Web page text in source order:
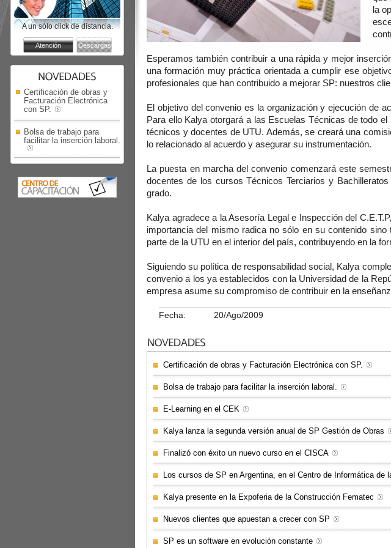
A un sólo click de distancia.
Certificación de obras y
Facturación Electrónica
con SP.
Bolsa de trabajo para
facilitar la inserción laboral.
la
Esperamos también contribuir a una rápida y mejor
una formación muy práctica orientada a cumplir ese
profesionales que han contribuido a mejorar SP: nuestros
El objetivo del convenio es la organización y ejecución de
Para ello Kalya otorgará a las Escuelas Técnicas de todo
técnicos y docentes de UTU. Además, se creará una
lo relacionado al acuerdo y asegurar su instrumentación.
La puesta en marcha del convenio comenzará este
docentes de los cursos Técnicos Terciarios y
grado.
Kalya agradece a la Asesoría Legal e Inspección del
importancia del mismo radica no sólo en su contenido
parte de la UTU en el interior del país, contribuyendo en la
Siguiendo su política de responsabilidad social, Kalya
convenio a los ya establecidos con la Universidad de la
empresa asume su compromiso de contribuir en la
Fecha: 20/Ago/2009
Certificación de obras y Facturación Electrónica con SP.
Bolsa de trabajo para facilitar la inserción laboral.
E-Learning en el CEK
Kalya lanza la segunda versión anual de SP Gestión de Obras
Finalizó con éxito un nuevo curso en el CISCA
Los cursos de SP en Argentina, en el Centro de Informática de
Kalya presente en la Expoferia de la Construcción Fematec
Nuevos clientes que apuestan a crecer con SP
SP es un software en evolución constante